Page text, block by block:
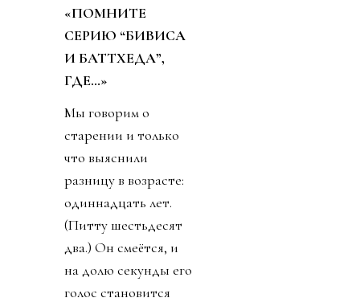
«ПОМНИТЕ
СЕРИЮ “БИВИСА
И БАТТХЕДА”,
ГДЕ…»
Мы говорим о
старении и только
что выяснили
разницу в возрасте:
одиннадцать лет.
(Питту шестьдесят
два.) Он смеётся, и
на долю секунды его
голос становится